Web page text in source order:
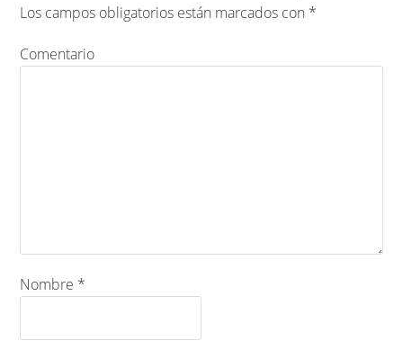
Los campos obligatorios están marcados con *
Comentario
Nombre *